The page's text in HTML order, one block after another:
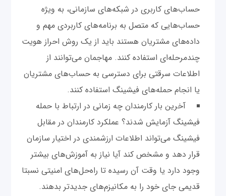
حساب‌های کاربری در شبکه‌های سازمانی، به ویژه
حساب‌هایی که متصل به برنامه‌های کاربردی مهم و
داده‌های مشتریان هستند باید از یک روش احراز هویت
چند‌مرحله‌ای استفاده کنند. مهاجمان می‌توانند از
اطلاعات سرقتی برای دسترسی به حساب‌های مشتریان
یا انجام حمله‌های فیشینگ استفاده کنند.
آخرین بار کارمندان چه زمانی در ارتباط با حمله
فیشینگ آزمایش شدند؟ عملکرد کارمندان در مقابل
فیشینگ می‌تواند اطلاعات ارزشمندی در اختیار سازمان
قرار دهد و مشخص کند آیا نیاز به آموزش‌های بیشتر
وجود دارد یا وقت آن رسیده تا راه‌حل‌های امنیتی نسبتا
قدیمی جای خود را به مکانیزم‌های جدیدتر بدهند.